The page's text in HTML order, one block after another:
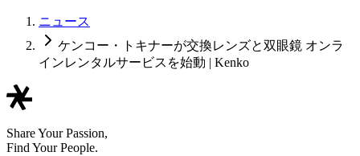
ニュース
ケンコー・トキナーが交換レンズと双眼鏡 オンラ
インレンタルサービスを始動 | Kenko
Share Your Passion,
Find Your People.